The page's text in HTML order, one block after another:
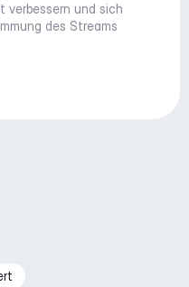
verbessern und sich
des Streams